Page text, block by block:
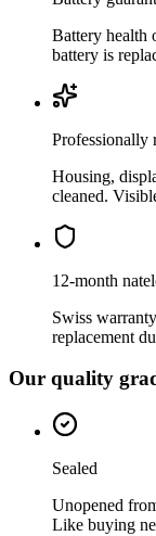
Battery health
battery is
Professionally
Housing,
cleaned.
12-month
Swiss
replacement
Our quality
Sealed
Unopened
Like buying